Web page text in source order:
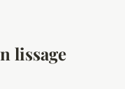
lissage